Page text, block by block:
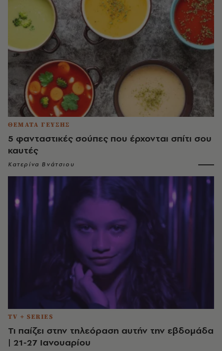
ΘΕΜΑΤΑ ΓΕΥΣΗΣ
5 φανταστικές σούπες που έρχονται σπίτι σου
καυτές
Κατερίνα Βνάτσιου
TV + SERIES
Τι παίζει στην τηλεόραση αυτήν την εβδομάδα
| 21-27 Ιανουαρίου